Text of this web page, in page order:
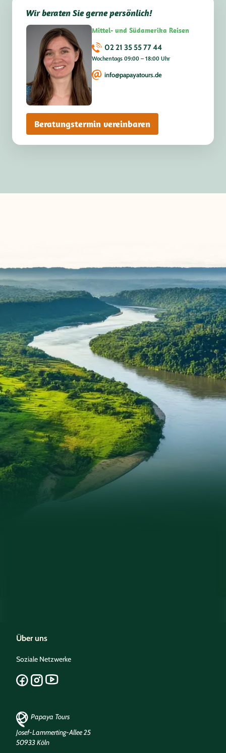
Wir beraten Sie gerne persönlich!
Mittel- und Südamerika Reisen
02 21 35 55 77 44
Wochentags 09:00 – 18:00 Uhr
info@papayatours.de
Beratungstermin vereinbaren
Über uns
Soziale Netzwerke
Papaya Tours
Josef-Lammerting-Allee 25
50933 Köln